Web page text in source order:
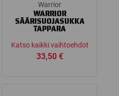
Warrior
WARRIOR
SÄÄRISUOJASUKKA
TAPPARA
Katso kaikki vaihtoehdot
33,50 €